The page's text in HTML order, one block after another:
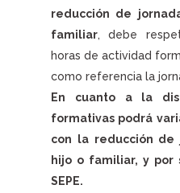
reducción de
familiar, debe
horas de actividad
como referencia la
En cuanto a la
formativas podrá
con la reducción de
hijo o familiar, y por
SEPE.